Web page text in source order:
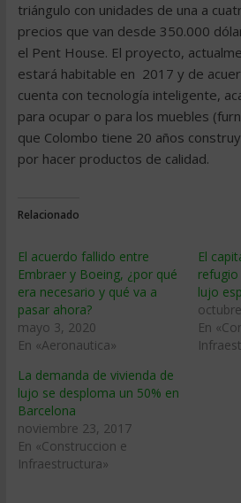
triángulo con unidades de una a
precios que van desde 350.000
el Pent House. El proyecto,
estará habitable en 2017 y de
cuenta con tecnología inteligente,
para ocupar o para los muebles
que Colombo tiene 20 años
por hacer productos de calidad.
Relacionado
El acuerdo fallido entre
Embraer y Boeing, ¿por qué
era necesario y qué va a
pasar ahora?
mayo 3, 2020
En «Aeronautica»
El
refugio
lujo
En
La demanda de vivienda de
lujo se desploma un 50% en
Barcelona
noviembre 23, 2017
En «Construccion e
Infraestructura»